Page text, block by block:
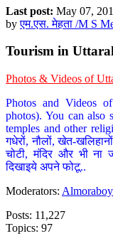
Last post: May 07,
byएम.एस. मेहता /M S
Tourism in
Photos & Videos of
Photos and Videos
photos). You can also
temples and other
गधेरों, नौलों, खेत-
चोटी, मंदिर और भी
दिखाइये अपने फोटू..
Moderators:
Posts: 11,227
Topics: 97